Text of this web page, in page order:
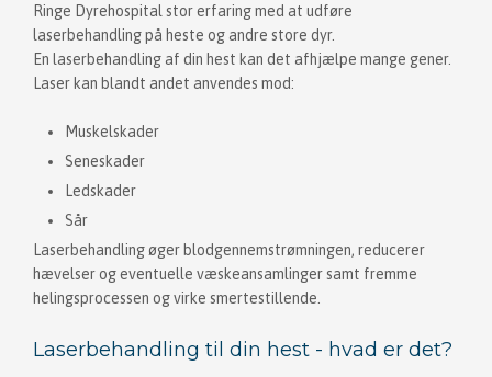
Ringe Dyrehospital stor erfaring med at udføre
laserbehandling på heste og andre store dyr.
En laserbehandling af din hest kan det afhjælpe mange gener.
Laser kan blandt andet anvendes mod:
Muskelskader
​Seneskader
​Ledskader
Sår
Laserbehandling øger blodgennemstrømningen, reducerer
hævelser og eventuelle væskeansamlinger samt fremme
helingsprocessen og virke smertestillende.
Laserbehandling til din hest - hvad er det?